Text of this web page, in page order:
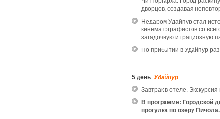
дворцов, создавая
Недаром Удайпур стал
кинематографистов со
загадочную и грациозную
По прибытии в Удайпур
5 день Удайпур
Завтрак в отеле. Экскурсия
В программе: Городской
прогулка по озеру Пичола.